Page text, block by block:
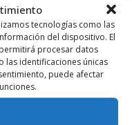
tecnologías como las
del dispositivo. El
procesar datos
las identificaciones únicas
puede afectar